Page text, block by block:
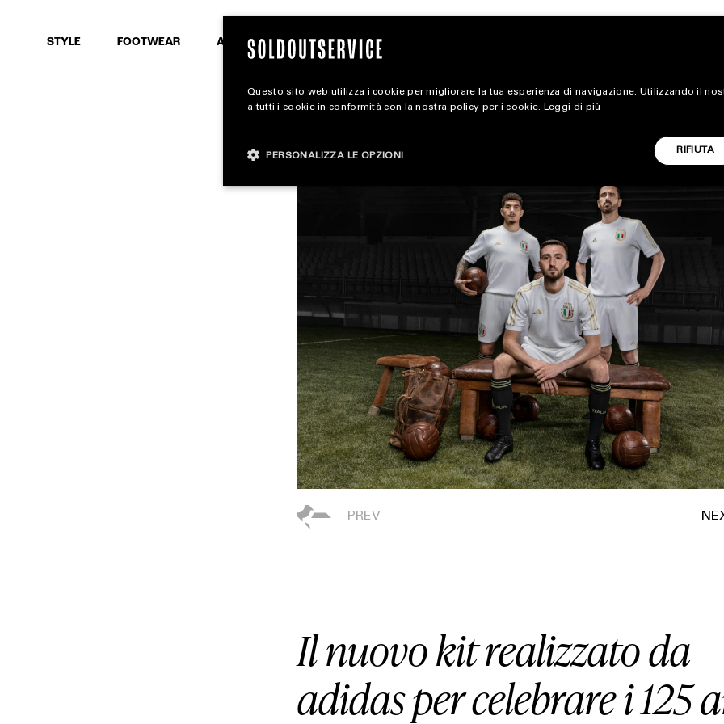
CARICA ALTRI
STYLE FOOTWEAR ACCESSORIES
SEARCH
ALL EXTRA
ART & DESIGN
CINEMA
FOOD & BEVERAGE
HOUSE
LIFESTYLE
TECH
TRAVEL
Il nuovo kit realizzato da
adidas per celebrare i 125
Questo sito web utilizza i cookie per migliorare la tua esperienza di navigazione. Utilizzando il
a tutti i cookie in conformità con la nostra policy per i cookie. Leggi di più
RIFIUTA
PERSONALIZZA LE OPZIONI